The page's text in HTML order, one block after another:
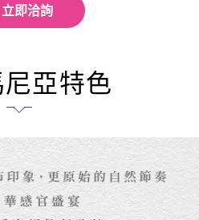
立即洽詢
亞特色